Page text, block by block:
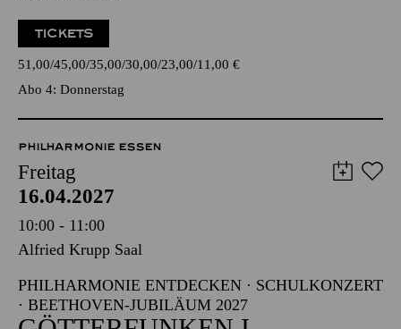
von Niillas Holmberg
18:45 Einführung
TICKETS
51,00 45,00 35,00 30,00 23,00 11,00€
Abo 4: Donnerstag
PHILHARMONIE ESSEN
Freitag
16.04.2027
10:00 - 11:00
Alfried Krupp Saal